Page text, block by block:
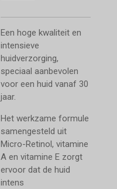
Een hoge kwaliteit en
intensieve
huidverzorging,
speciaal aanbevolen
voor een huid vanaf 30
jaar.
Het werkzame formule
samengesteld uit
Micro-Retinol, vitamine
A en vitamine E zorgt
ervoor dat de huid
intens